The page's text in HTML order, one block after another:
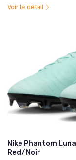
Voir le détail
Nike Phantom
Red/Noir